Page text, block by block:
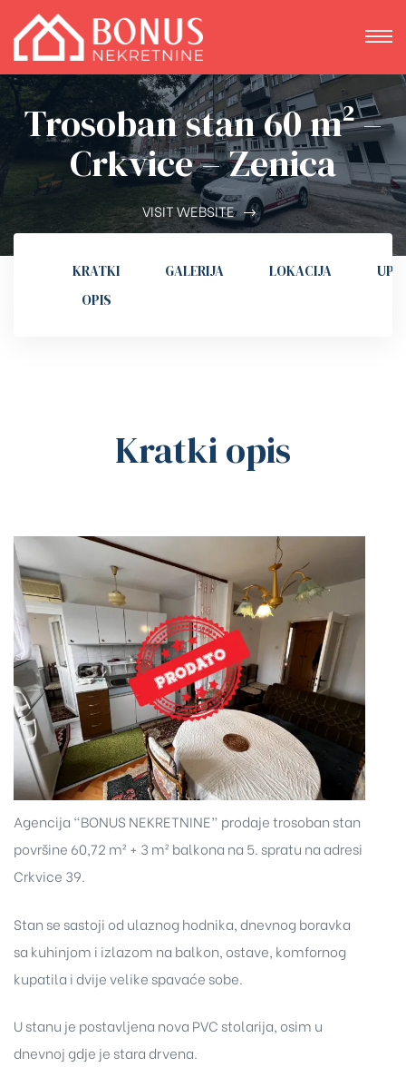
Trosoban stan 60 m² –
Crkvice – Zenica
VISIT WEBSITE
KRATKI
OPIS
GALERIJA LOKACIJA UPIT
Kratki opis
Agencija “BONUS NEKRETNINE” prodaje trosoban stan
površine 60,72 m² + 3 m² balkona na 5. spratu na adresi
Crkvice 39.
Stan se sastoji od ulaznog hodnika, dnevnog boravka
sa kuhinjom i izlazom na balkon, ostave, komfornog
kupatila i dvije velike spavaće sobe.
U stanu je postavljena nova PVC stolarija, osim u
dnevnoj gdje je stara drvena.